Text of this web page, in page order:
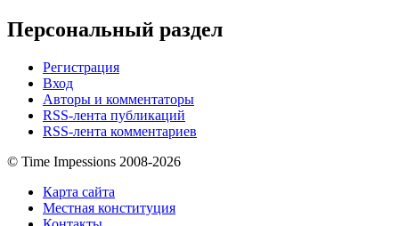
Персональный раздел
Регистрация
Вход
Авторы и комментаторы
RSS-лента публикаций
RSS-лента комментариев
© Time Impessions 2008-2026
Карта сайта
Местная конституция